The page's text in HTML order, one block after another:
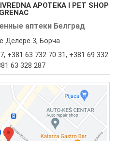
APOTEKA I PET SHOP
аптеки Белград
Делере 3, Борча
, +381 63 732 70 31, +381 69 332
63 328 287